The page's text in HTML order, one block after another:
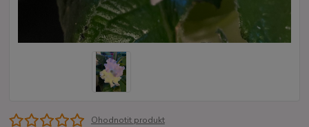
Ohodnotit produkt